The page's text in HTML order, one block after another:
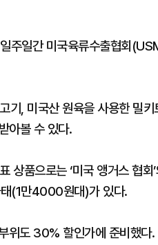
주일간 미국육류수출협회
기, 미국산 원육을 사용한 밀
아볼 수 있다.
상품으로는 ‘미국 앵거스 협
(1만4000원대)가 있다.
위도 30% 할인가에 준비했